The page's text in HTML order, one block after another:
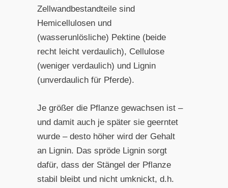
Zellwandbestandteile sind
Hemicellulosen und
(wasserunlösliche) Pektine (beide
recht leicht verdaulich), Cellulose
(weniger verdaulich) und Lignin
(unverdaulich für Pferde).
Je größer die Pflanze gewachsen ist –
und damit auch je später sie geerntet
wurde – desto höher wird der Gehalt
an Lignin. Das spröde Lignin sorgt
dafür, dass der Stängel der Pflanze
stabil bleibt und nicht umknickt, d.h.